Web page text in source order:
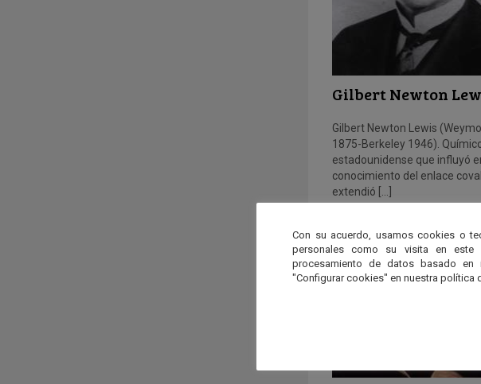
Gilbert Newton
Gilbert Newton Lewis
1875-Berkeley 1946).
estadounidense que influyó
conocimiento del enlace
extendió […]
Con su acuerdo, usamos cookies o
personales como su visita en este
procesamiento de datos basado en
"Configurar cookies" en nuestra política